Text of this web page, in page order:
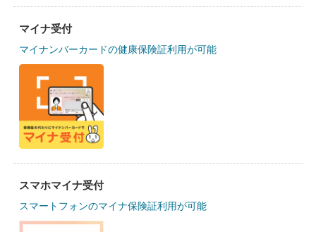
マイナ受付
マイナンバーカードの健康保険証利用が可能
スマホマイナ受付
スマートフォンのマイナ保険証利用が可能